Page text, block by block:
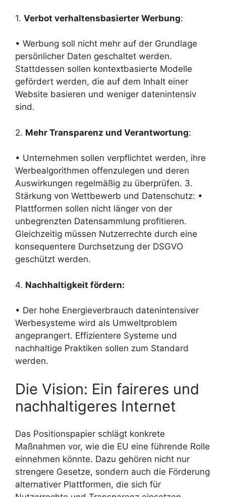
1. Verbot verhaltensbasierter Werbung:
• Werbung soll nicht mehr auf der Grundlage
persönlicher Daten geschaltet werden.
Stattdessen sollen kontextbasierte Modelle
gefördert werden, die auf dem Inhalt einer
Website basieren und weniger datenintensiv
sind.
2. Mehr Transparenz und Verantwortung:
• Unternehmen sollen verpflichtet werden, ihre
Werbealgorithmen offenzulegen und deren
Auswirkungen regelmäßig zu überprüfen. 3.
Stärkung von Wettbewerb und Datenschutz: •
Plattformen sollen nicht länger von der
unbegrenzten Datensammlung profitieren.
Gleichzeitig müssen Nutzerrechte durch eine
konsequentere Durchsetzung der DSGVO
geschützt werden.
4. Nachhaltigkeit fördern:
• Der hohe Energieverbrauch datenintensiver
Werbesysteme wird als Umweltproblem
angeprangert. Effizientere Systeme und
nachhaltige Praktiken sollen zum Standard
werden.
Die Vision: Ein faireres und
nachhaltigeres Internet
Das Positionspapier schlägt konkrete
Maßnahmen vor, wie die EU eine führende Rolle
einnehmen könnte. Dazu gehören nicht nur
strengere Gesetze, sondern auch die Förderung
alternativer Plattformen, die sich für